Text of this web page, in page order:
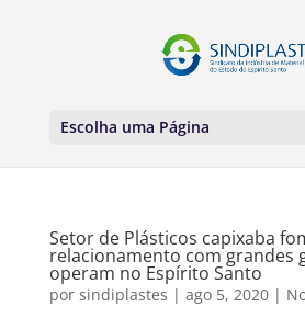
Escolha uma Página
Setor de Plásticos capixaba
relacionamento com grandes
operam no Espírito Santo
por sindiplastes | ago 5, 2020|